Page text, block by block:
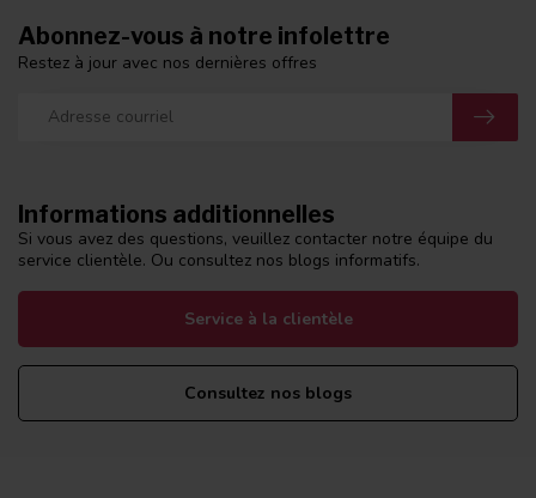
Informations additionnelles
Si vous avez des questions, veuillez contacter notre équipe du
service clientèle. Ou consultez nos blogs informatifs.
Service à la clientèle
Consultez nos blogs
Abonnez-vous à notre infolettre
Restez à jour avec nos dernières offres